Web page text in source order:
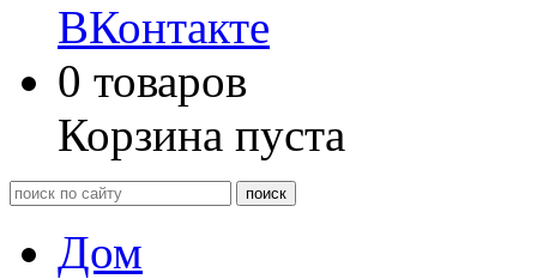
ВКонтакте
0 товаров
Корзина пуста
Дом